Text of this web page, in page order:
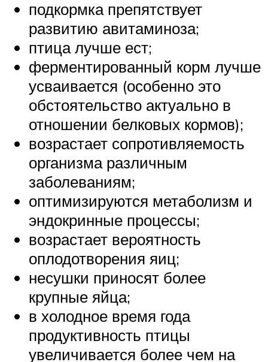
подкормка препятствует
развитию авитаминоза;
птица лучше ест;
ферментированный корм лучше
усваивается (особенно это
обстоятельство актуально в
отношении белковых кормов);
возрастает сопротивляемость
организма различным
заболеваниям;
оптимизируются метаболизм и
эндокринные процессы;
возрастает вероятность
оплодотворения яиц;
несушки приносят более
крупные яйца;
в холодное время года
продуктивность птицы
увеличивается более чем на